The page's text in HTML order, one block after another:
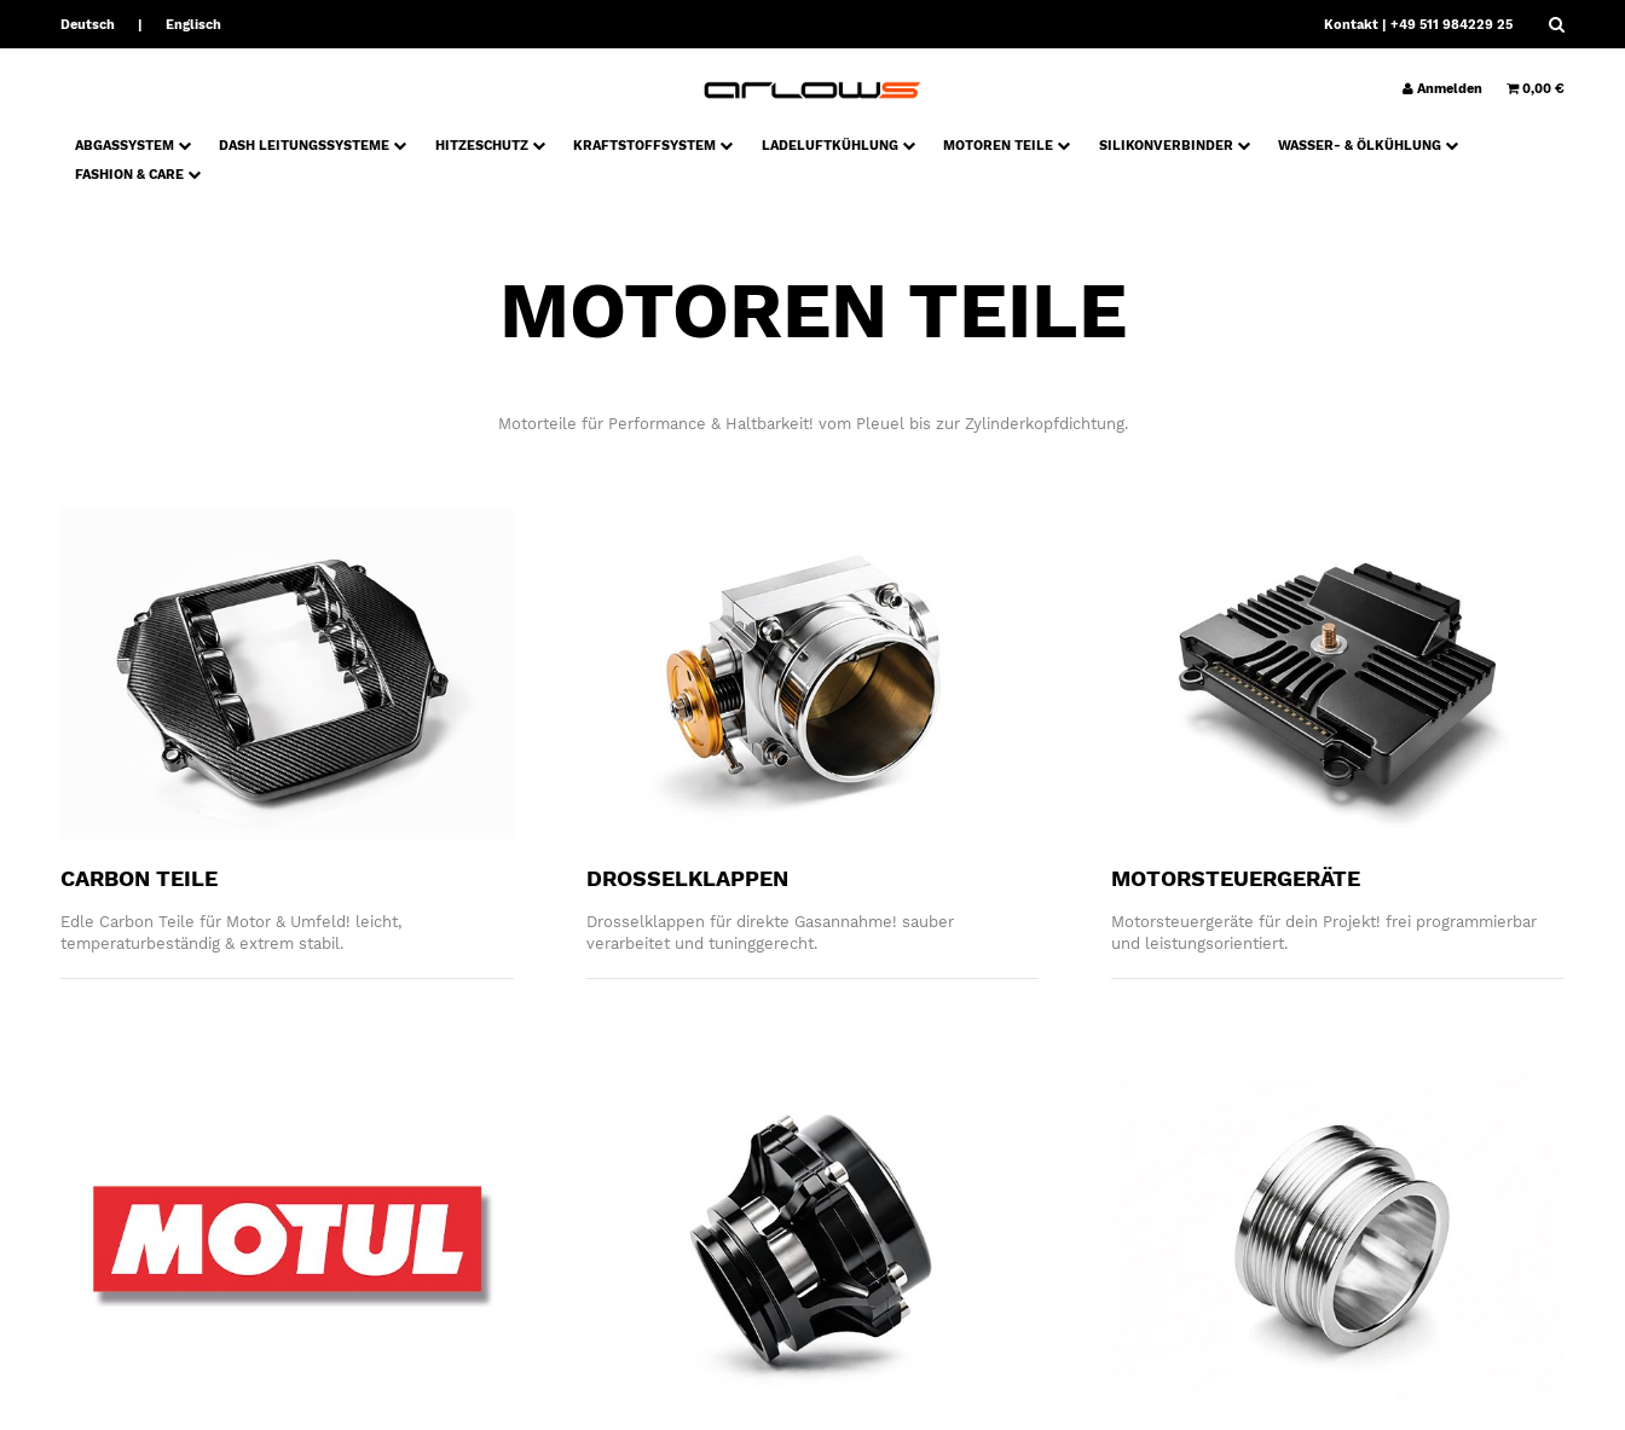
Deutsch Englisch Kontakt | +49 511 984229 25
Anmelden 0,00 €
ABGASSYSTEM DASH LEITUNGSSYSTEME HITZESCHUTZ KRAFTSTOFFSYSTEM LADELUFTKÜHLUNG MOTOREN TEILE SILIKONVERBINDER
WASSER- & ÖLKÜHLUNG
FASHION & CARE
MOTOREN TEILE
Motorteile für Performance & Haltbarkeit! vom Pleuel bis zur Zylinderkopfdichtung.
CARBON TEILE
Edle Carbon Teile für Motor & Umfeld! leicht,
temperaturbeständig & extrem stabil.
DROSSELKLAPPEN
Drosselklappen für direkte Gasannahme! sauber
verarbeitet und tuninggerecht.
MOTORSTEUERGERÄTE
Motorsteuergeräte für dein Projekt! frei programmierbar
und leistungsorientiert.